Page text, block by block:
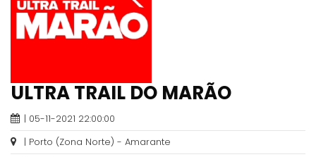
ULTRA TRAIL DO MARÃO
| 05-11-2021 22:00:00
| Porto (Zona Norte) - Amarante